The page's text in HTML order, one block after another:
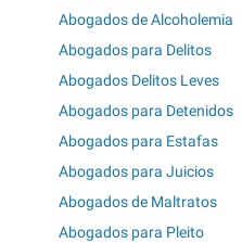
Abogados de Alcoholemia
Abogados para Delitos
Abogados Delitos Leves
Abogados para Detenidos
Abogados para Estafas
Abogados para Juicios
Abogados de Maltratos
Abogados para Pleito